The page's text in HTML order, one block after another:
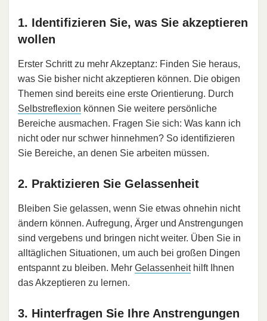
1. Identifizieren Sie, was Sie akzeptieren
wollen
Erster Schritt zu mehr Akzeptanz: Finden Sie heraus,
was Sie bisher nicht akzeptieren können. Die obigen
Themen sind bereits eine erste Orientierung. Durch
Selbstreflexion können Sie weitere persönliche
Bereiche ausmachen. Fragen Sie sich: Was kann ich
nicht oder nur schwer hinnehmen? So identifizieren
Sie Bereiche, an denen Sie arbeiten müssen.
2. Praktizieren Sie Gelassenheit
Bleiben Sie gelassen, wenn Sie etwas ohnehin nicht
ändern können. Aufregung, Ärger und Anstrengungen
sind vergebens und bringen nicht weiter. Üben Sie in
alltäglichen Situationen, um auch bei großen Dingen
entspannt zu bleiben. Mehr Gelassenheithilft Ihnen
das Akzeptieren zu lernen.
3. Hinterfragen Sie Ihre Anstrengungen